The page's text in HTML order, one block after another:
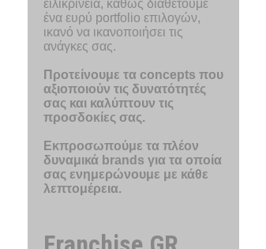
ειλικρίνεια, καθώς διαθέτουμε
ένα ευρύ portfolio επιλογών,
ικανό να ικανοποιήσει τις
ανάγκες σας.
Προτείνουμε τα concepts που
αξιοποιούν τις δυνατότητές
σας και καλύπτουν τις
προσδοκίες σας.
Εκπροσωπούμε τα πλέον
δυναμικά brands για τα οποία
σας ενημερώνουμε με κάθε
λεπτομέρεια.